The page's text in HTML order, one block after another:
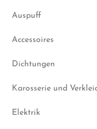
Auspuff
Accessoires
Dichtungen
Karosserie und
Elektrik